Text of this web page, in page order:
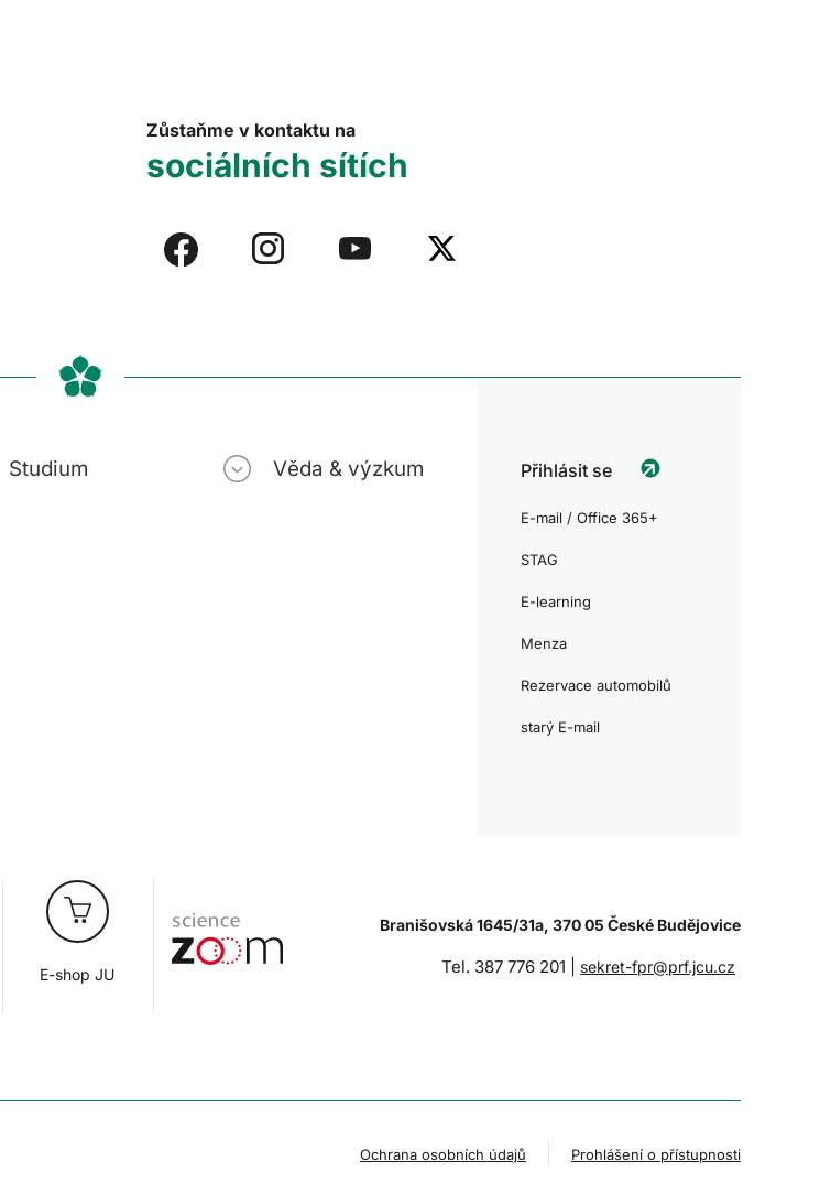
Zůstaňme v kontaktu na
sociálních sítích
Studium Věda & výzkum Přihlásit se
E-mail / Office 365+
STAG
E-learning
Menza
Rezervace automobilů
starý E-mail
E-shop JU
Branišovská 1645/31a, 370 05 České Budějovice
Tel. 387 776 201 | sekret-fpr@prf.jcu.cz
Ochrana osobních údajů Prohlášení o přístupnosti